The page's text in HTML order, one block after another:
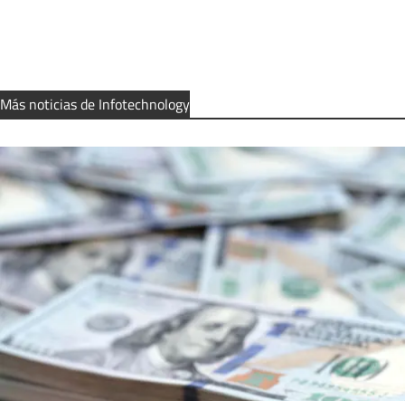
Más noticias de Infotechnology